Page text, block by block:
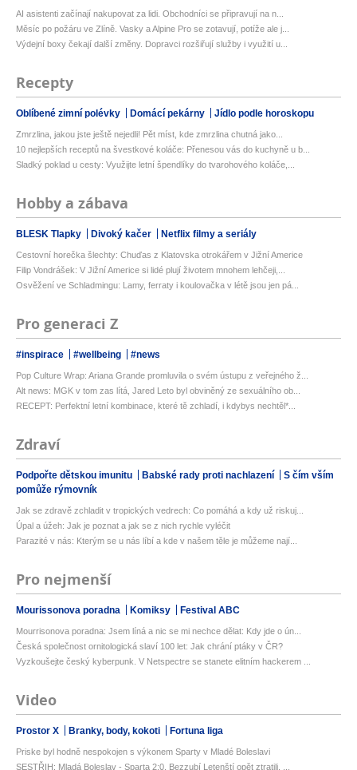
AI asistenti začínají nakupovat za lidi. Obchodníci se připravují na n...
Měsíc po požáru ve Zlíně. Vasky a Alpine Pro se zotavují, potíže ale j...
Výdejní boxy čekají další změny. Dopravci rozšiřují služby i využití u...
Recepty
Oblíbené zimní polévky Domácí pekárny Jídlo podle horoskopu
Zmrzlina, jakou jste ještě nejedli! Pět míst, kde zmrzlina chutná jako...
10 nejlepších receptů na švestkové koláče: Přenesou vás do kuchyně u b...
Sladký poklad u cesty: Využijte letní špendlíky do tvarohového koláče,...
Hobby a zábava
BLESK Tlapky Divoký kačer Netflix filmy a seriály
Cestovní horečka šlechty: Chuďas z Klatovska otrokářem v Jižní Americe
Filip Vondrášek: V Jižní Americe si lidé plují životem mnohem lehčeji,...
Osvěžení ve Schladmingu: Lamy, ferraty i koulovačka v létě jsou jen pá...
Pro generaci Z
#inspirace #wellbeing #news
Pop Culture Wrap: Ariana Grande promluvila o svém ústupu z veřejného ž...
Alt news: MGK v tom zas lítá, Jared Leto byl obviněný ze sexuálního ob...
RECEPT: Perfektní letní kombinace, které tě zchladí, i kdybys nechtěl*...
Zdraví
Podpořte dětskou imunitu Babské rady proti nachlazení
S čím vším
pomůže rýmovník
Jak se zdravě zchladit v tropických vedrech: Co pomáhá a kdy už riskuj...
Úpal a úžeh: Jak je poznat a jak se z nich rychle vyléčit
Parazité v nás: Kterým se u nás líbí a kde v našem těle je můžeme nají...
Pro nejmenší
Mourissonova poradna Komiksy Festival ABC
Mourrisonova poradna: Jsem líná a nic se mi nechce dělat: Kdy jde o ún...
Česká společnost ornitologická slaví 100 let: Jak chrání ptáky v ČR?
Vyzkoušejte český kyberpunk. V Netspectre se stanete elitním hackerem ...
Video
Prostor X Branky, body, kokoti Fortuna liga
Priske byl hodně nespokojen s výkonem Sparty v Mladé Boleslavi
SESTŘIH: Mladá Boleslav - Sparta 2:0. Bezzubí Letenští opět ztratili. ...